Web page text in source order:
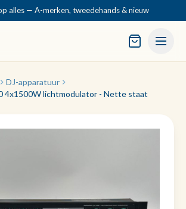
alles — A-merken, tweedehands & nieuw
DJ-apparatuur
4x1500W lichtmodulator - Nette staat